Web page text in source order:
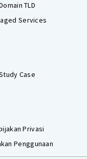
TLD
Services
Case
Privasi
Penggunaan